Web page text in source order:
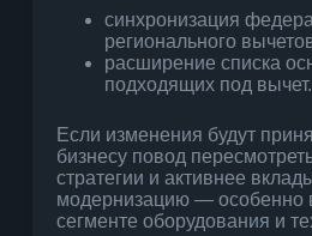
синхронизация
регионального
расширение списка
подходящих под вычет.
Если изменения будут
бизнесу повод
стратегии и активнее
модернизацию — особенно
сегменте оборудования и